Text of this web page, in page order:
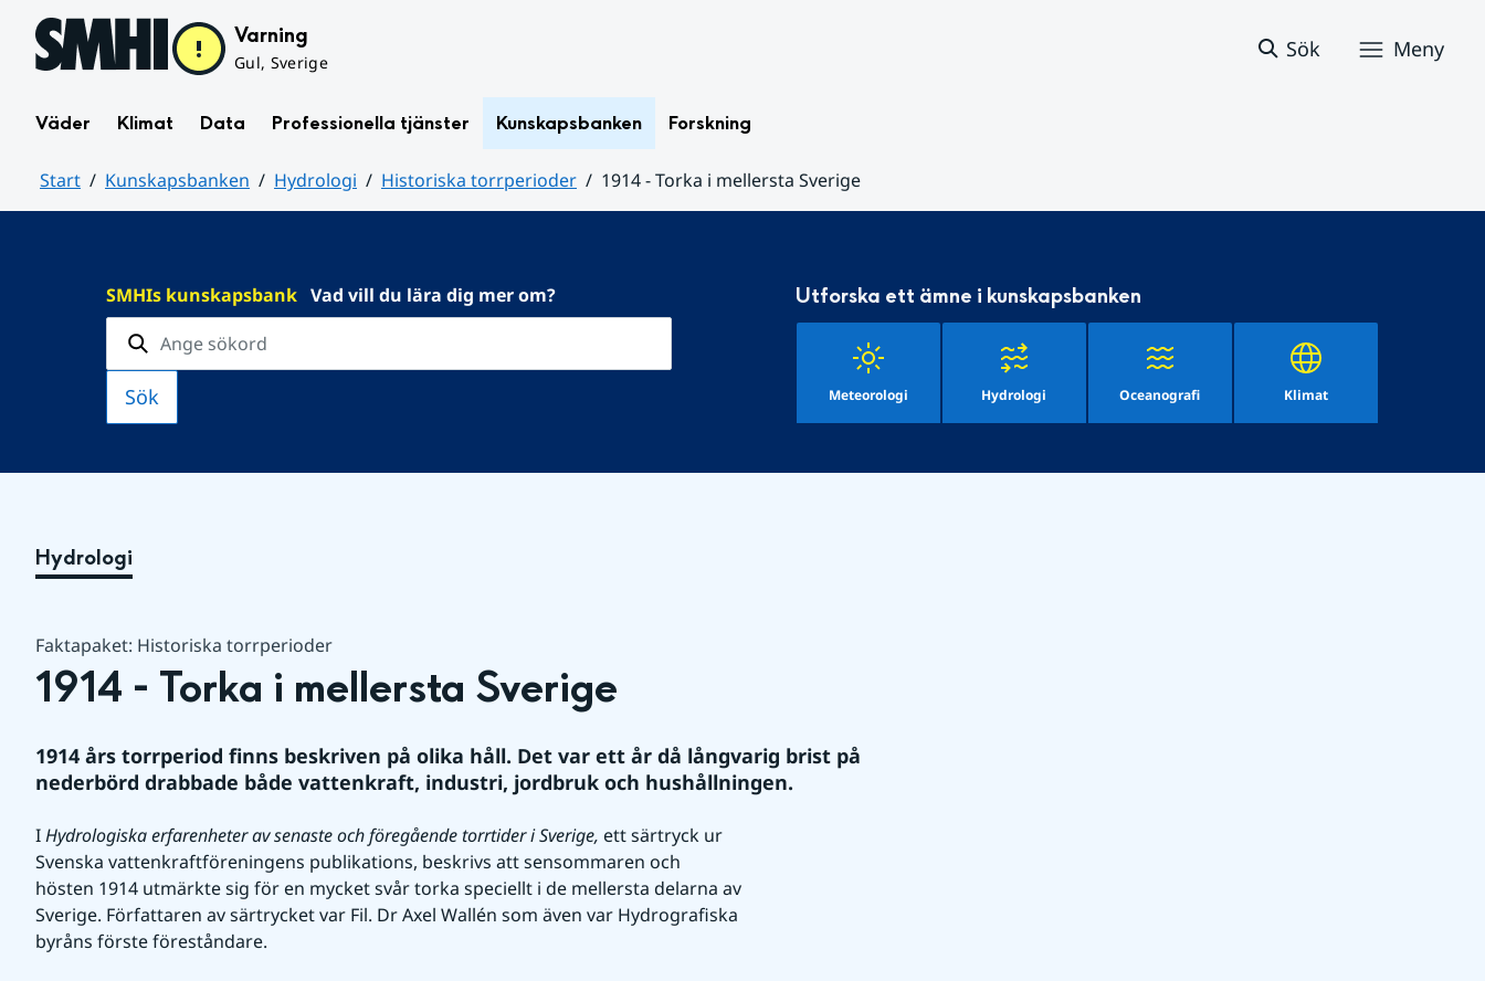
Hoppa till sidans innehåll Varning
Gul, Sverige
Sök Meny
Väder Klimat Data Professionella tjänster Kunskapsbanken Forskning
Start Kunskapsbanken Hydrologi Historiska torrperioder
1914 - Torka i mellersta Sverige
SMHIs kunskapsbank Vad vill du lära dig mer om? Utforska ett ämne i kunskapsbanken
Meteorologi Hydrologi Oceanografi Klimat
Hydrologi
Faktapaket: Historiska torrperioder
1914 - Torka i mellersta Sverige
1914 års torrperiod finns beskriven på olika håll. Det var ett år då långvarig brist på
nederbörd drabbade både vattenkraft, industri, jordbruk och hushållningen.
I Hydrologiska erfarenheter av senaste och föregående torrtider i Sverige, ett särtryck ur
Svenska vattenkraftföreningens publikations, beskrivs att sensommaren och
hösten 1914 utmärkte sig för en mycket svår torka speciellt i de mellersta delarna av
Sverige. Författaren av särtrycket var Fil. Dr Axel Wallén som även var Hydrografiska
byråns förste föreståndare.